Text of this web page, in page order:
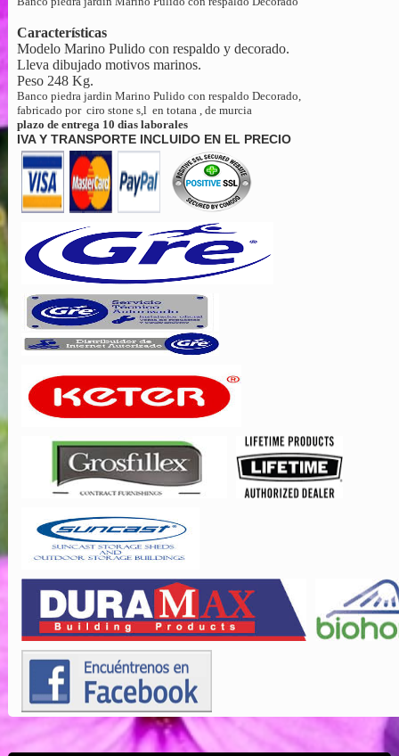
Características
Modelo Marino Pulido con respaldo y decorado.
Lleva dibujado motivos marinos.
Peso 248 Kg.
Banco piedra jardin Marino Pulido con respaldo Decorado,
fabricado por ciro stone s,l en totana , de murcia
plazo de entrega 10 dias laborales
IVA Y TRANSPORTE INCLUIDO EN EL PRECIO